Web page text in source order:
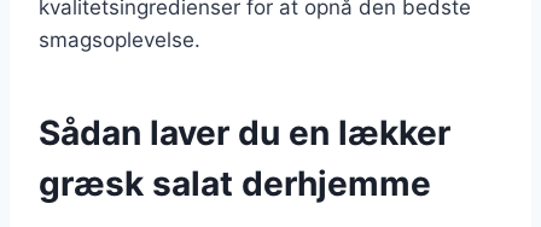
kvalitetsingredienser for at opnå den bedste
smagsoplevelse.
Sådan laver du en lækker
græsk salat derhjemme